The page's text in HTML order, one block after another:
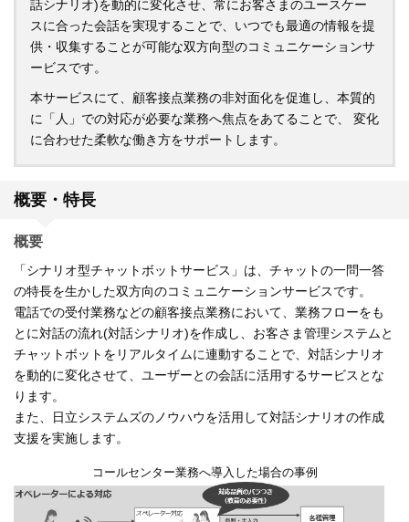
話シナリオ)を動的に変化させ、常にお客さまのユースケー
スに合った会話を実現することで、いつでも最適の情報を提
供・収集することが可能な双方向型のコミュニケーションサ
ービスです。
本サービスにて、顧客接点業務の非対面化を促進し、本質的
に「人」での対応が必要な業務へ焦点をあてることで、 変化
に合わせた柔軟な働き方をサポートします。
概要・特長
概要
「シナリオ型チャットボットサービス」は、チャットの一問一答
の特長を生かした双方向のコミュニケーションサービスです。
電話での受付業務などの顧客接点業務において、業務フローをも
とに対話の流れ(対話シナリオ)を作成し、お客さま管理システムと
チャットボットをリアルタイムに連動することで、対話シナリオ
を動的に変化させて、ユーザーとの会話に活用するサービスとな
ります。
また、日立システムズのノウハウを活用して対話シナリオの作成
支援を実施します。
コールセンター業務へ導入した場合の事例